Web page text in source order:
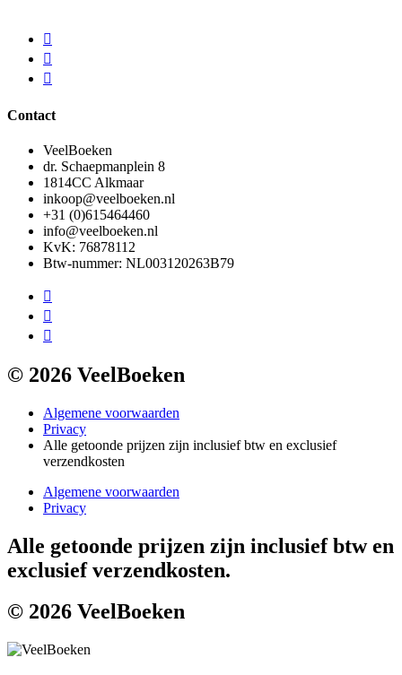
Contact
VeelBoeken
dr. Schaepmanplein 8
1814CC Alkmaar
inkoop@veelboeken.nl
+31 (0)615464460
info@veelboeken.nl
KvK: 76878112
Btw-nummer: NL003120263B79
© 2026 VeelBoeken
Algemene voorwaarden
Privacy
Alle getoonde prijzen zijn inclusief btw en exclusief
verzendkosten
Algemene voorwaarden
Privacy
Alle getoonde prijzen zijn inclusief btw en
exclusief verzendkosten.
© 2026 VeelBoeken